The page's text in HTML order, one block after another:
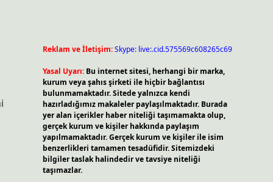
Reklam ve İletişim:Skype: live:.cid.575569c608265c69
Yasal Uyarı: Bu internet sitesi, herhangi bir marka,
kurum veya şahıs şirketi ile hiçbir bağlantısı
bulunmamaktadır. Sitede yalnızca kendi
hazırladığımız makaleler paylaşılmaktadır. Burada
yer alan içerikler haber niteliği taşımamakta olup,
gerçek kurum ve kişiler hakkında paylaşım
yapılmamaktadır. Gerçek kurum ve kişiler ile isim
benzerlikleri tamamen tesadüfidir. Sitemizdeki
bilgiler taslak halindedir ve tavsiye niteliği
taşımazlar.